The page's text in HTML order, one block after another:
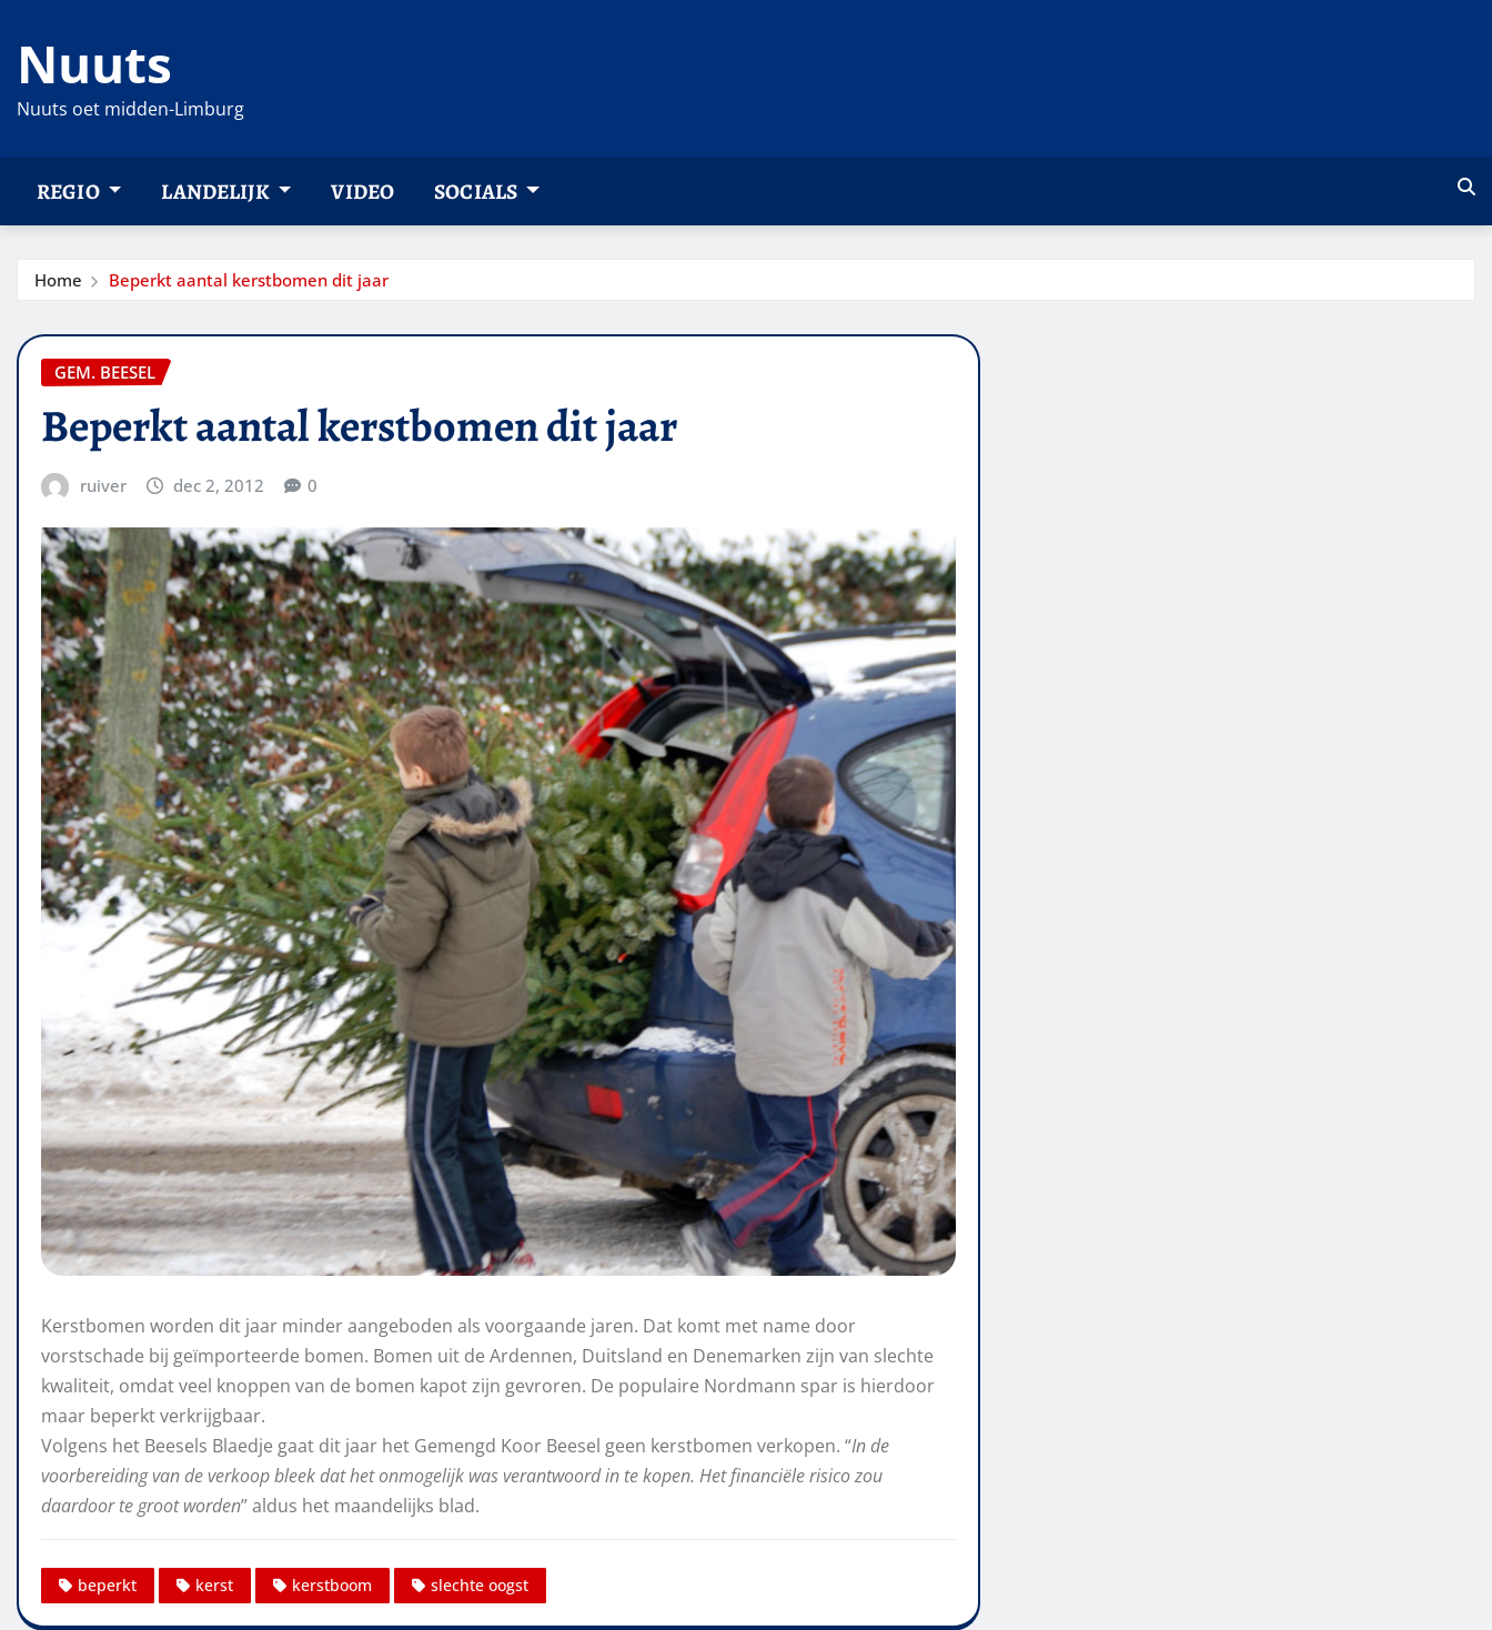
naar
inhoud
Nuuts
Nuuts oet midden-Limburg
REGIO LANDELIJK VIDEO SOCIALS
Home Beperkt aantal kerstbomen dit jaar
GEM. BEESEL
Beperkt aantal kerstbomen dit jaar
ruiver dec 2, 2012 0
Kerstbomen worden dit jaar minder aangeboden als voorgaande jaren. Dat komt met name door
vorstschade bij geïmporteerde bomen. Bomen uit de Ardennen, Duitsland en Denemarken zijn van slechte
kwaliteit, omdat veel knoppen van de bomen kapot zijn gevroren. De populaire Nordmann spar is hierdoor
maar beperkt verkrijgbaar.
Volgens het Beesels Blaedje gaat dit jaar het Gemengd Koor Beesel geen kerstbomen verkopen. “In de
voorbereiding van de verkoop bleek dat het onmogelijk was verantwoord in te kopen. Het financiële risico zou
daardoor te groot worden” aldus het maandelijks blad.
beperkt kerst kerstboom slechte oogst